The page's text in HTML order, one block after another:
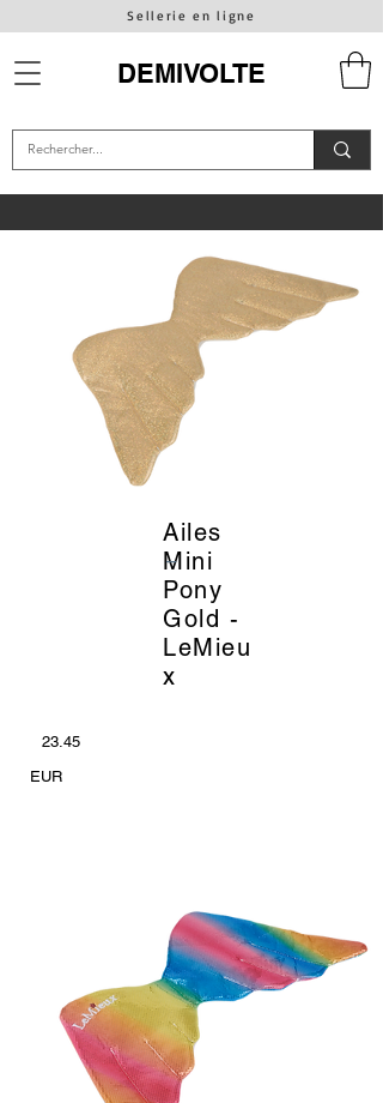
Sellerie en ligne
DEMIVOLTE
Ailes
Mini
Pony
Gold -
LeMieu
x
_
23.45
EUR